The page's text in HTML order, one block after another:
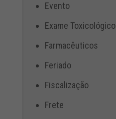
Evento
Exame Toxicológico
Farmacêuticos
Feriado
Fiscalização
Frete